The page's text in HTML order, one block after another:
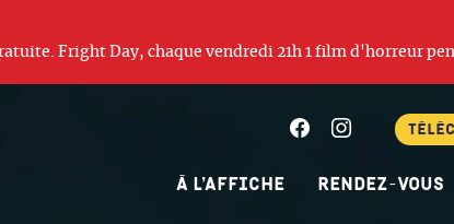
Fright Day, chaque vendredi 21h 1 film d'horreur
À l’affiche Rendez-vous
FacebookInstagram